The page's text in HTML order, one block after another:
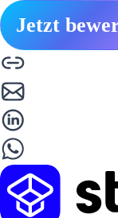
Jetzt